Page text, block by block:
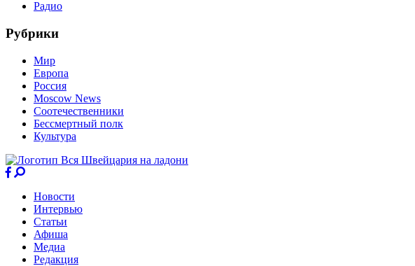
Радио
Рубрики
Мир
Европа
Россия
Moscow News
Соотечественники
Бессмертный полк
Культура
Новости
Интервью
Статьи
Афиша
Медиа
Редакция